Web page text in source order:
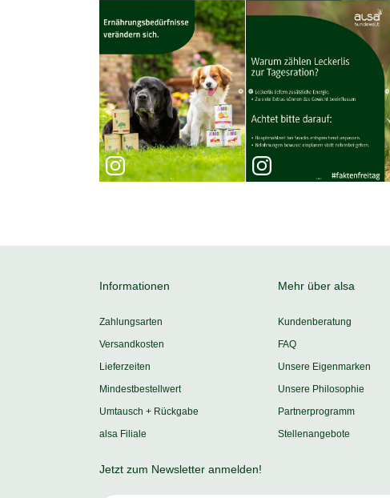
Informationen
Zahlungsarten
Versandkosten
Lieferzeiten
Mindestbestellwert
Umtausch + Rückgabe
alsa Filiale
Mehr über alsa
Kundenberatung
FAQ
Unsere Eigenmarken
Unsere Philosophie
Partnerprogramm
Stellenangebote
Jetzt zum Newsletter anmelden!